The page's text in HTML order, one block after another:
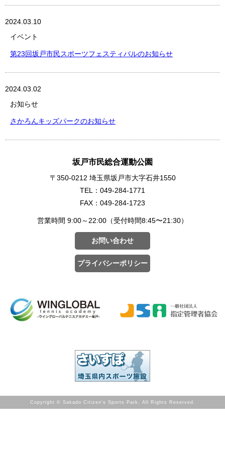
2024.03.10
イベント
第23回坂戸市民スポーツフェスティバルのお知らせ
2024.03.02
お知らせ
さかろんキッズパークのお知らせ
坂戸市民総合運動公園
〒350-0212 埼玉県坂戸市大字石井1550
TEL：049-284-1771
FAX：049-284-1723
営業時間 9:00～22:00（受付時間8:45〜21:30）
お問い合わせ
プライバシーポリシー
Copyright © Sakado Citizen's Sports Park. All Rights Reserved.